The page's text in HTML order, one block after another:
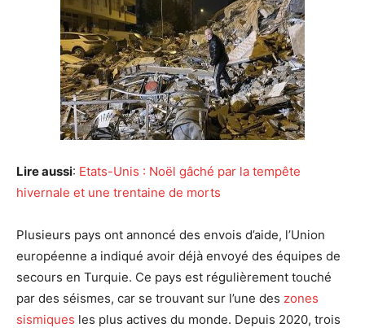
Lire aussi: Etats-Unis : Noël gâché par la tempête
hivernale et une trentaine de morts
Plusieurs pays ont annoncé des envois d’aide, l’Union
européenne a indiqué avoir déjà envoyé des équipes de
secours en Turquie. Ce pays est régulièrement touché
par des séismes, car se trouvant sur l’une des zones
sismiques les plus actives du monde. Depuis 2020, trois